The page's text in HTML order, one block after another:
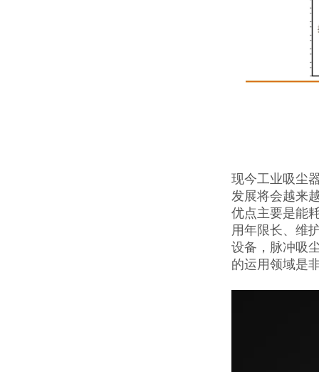
现今工业吸尘
发展将会越来
优点主要是能
用年限长、维
设备，脉冲吸
的运用领域是